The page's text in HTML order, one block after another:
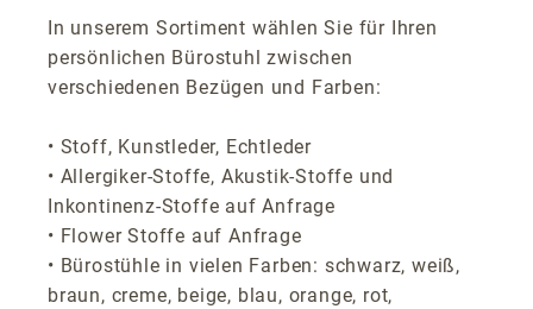
In unserem Sortiment wählen Sie für Ihren
persönlichen Bürostuhl zwischen
verschiedenen Bezügen und Farben:
• Stoff, Kunstleder, Echtleder
• Allergiker-Stoffe, Akustik-Stoffe und
Inkontinenz-Stoffe auf Anfrage
• Flower Stoffe auf Anfrage
• Bürostühle in vielen Farben: schwarz, weiß,
braun, creme, beige, blau, orange, rot,